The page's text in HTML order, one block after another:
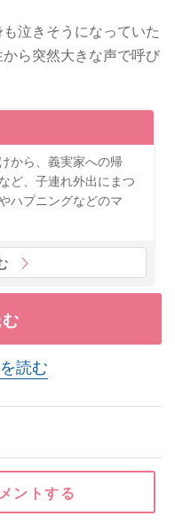
泣きそうになっていた
ら突然大きな声で呼び
から、義実家への帰
ど、子連れ外出にまつ
ハプニングなどのマ
読む
ントする